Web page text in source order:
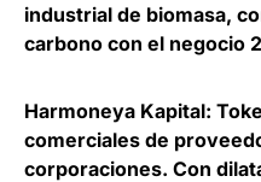
industrial de biomasa,
carbono con el negocio
Harmoneya Kapital:
comerciales de
corporaciones. Con